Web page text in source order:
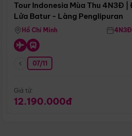
Tour Indonesia Mùa Thu 4N3Đ |
Lửa Batur - Làng Penglipuran
Hồ Chí Minh 4N3Đ
07/11
Giá từ:
12.190.000đ